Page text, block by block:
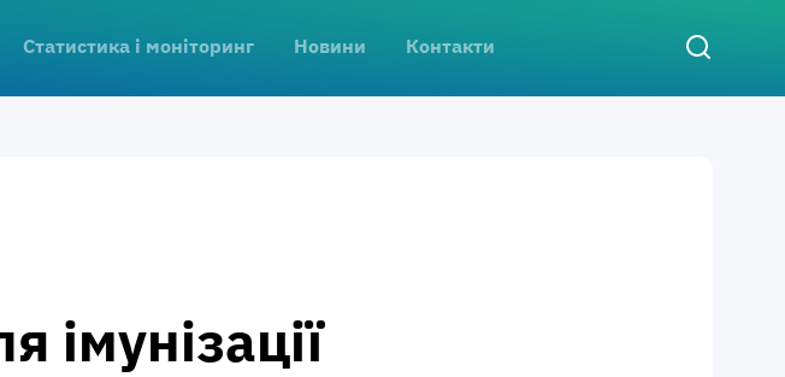
Статистика і моніторинг Новини Контакти
імунізації